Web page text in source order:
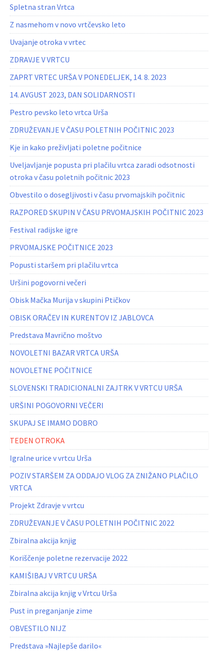
Spletna stran Vrtca
Z nasmehom v novo vrtčevsko leto
Uvajanje otroka v vrtec
ZDRAVJE V VRTCU
ZAPRT VRTEC URŠA V PONEDELJEK, 14. 8. 2023
14. AVGUST 2023, DAN SOLIDARNOSTI
Pestro pevsko leto vrtca Urša
ZDRUŽEVANJE V ČASU POLETNIH POČITNIC 2023
Kje in kako preživljati poletne počitnice
Uveljavljanje popusta pri plačilu vrtca zaradi odsotnosti
otroka v času poletnih počitnic 2023
Obvestilo o dosegljivosti v času prvomajskih počitnic
RAZPORED SKUPIN V ČASU PRVOMAJSKIH POČITNIC 2023
Festival radijske igre
PRVOMAJSKE POČITNICE 2023
Popusti staršem pri plačilu vrtca
Uršini pogovorni večeri
Obisk Mačka Murija v skupini Ptičkov
OBISK ORAČEV IN KURENTOV IZ JABLOVCA
Predstava Mavrično moštvo
NOVOLETNI BAZAR VRTCA URŠA
NOVOLETNE POČITNICE
SLOVENSKI TRADICIONALNI ZAJTRK V VRTCU URŠA
URŠINI POGOVORNI VEČERI
SKUPAJ SE IMAMO DOBRO
TEDEN OTROKA
Igralne urice v vrtcu Urša
POZIV STARŠEM ZA ODDAJO VLOG ZA ZNIŽANO PLAČILO
VRTCA
Projekt Zdravje v vrtcu
ZDRUŽEVANJE V ČASU POLETNIH POČITNIC 2022
Zbiralna akcija knjig
Koriščenje poletne rezervacije 2022
KAMIŠIBAJ V VRTCU URŠA
Zbiralna akcija knjig v Vrtcu Urša
Pust in preganjanje zime
OBVESTILO NIJZ
Predstava »Najlepše darilo«